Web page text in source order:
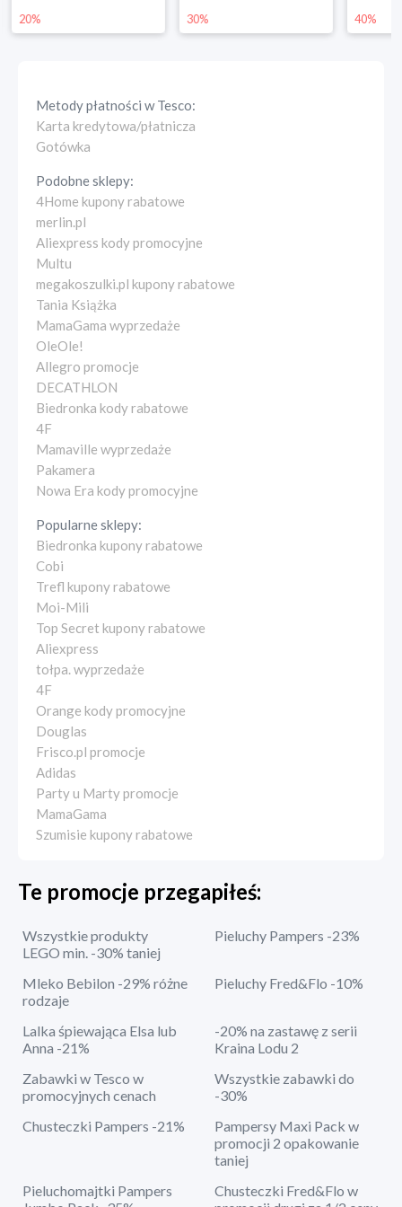
20% 30% 40%
Metody płatności wTesco:
Karta kredytowa/płatnicza
Gotówka
Podobne sklepy:
4Home kupony rabatowe
merlin.pl
Aliexpress kody promocyjne
Multu
megakoszulki.pl kupony rabatowe
Tania Książka
MamaGama wyprzedaże
OleOle!
Allegro promocje
DECATHLON
Biedronka kody rabatowe
4F
Mamaville wyprzedaże
Pakamera
Nowa Era kody promocyjne
Popularne sklepy:
Biedronka kupony rabatowe
Cobi
Trefl kupony rabatowe
Moi-Mili
Top Secret kupony rabatowe
Aliexpress
tołpa. wyprzedaże
4F
Orange kody promocyjne
Douglas
Frisco.pl promocje
Adidas
Party u Marty promocje
MamaGama
Szumisie kupony rabatowe
Te promocje przegapiłeś:
Wszystkie produkty
LEGO min. -30% taniej
Pieluchy Pampers -23%
Mleko Bebilon -29% różne
rodzaje
Pieluchy Fred&Flo -10%
Lalka śpiewająca Elsa lub
Anna -21%
-20% na zastawę z serii
Kraina Lodu 2
Zabawki w Tesco w
promocyjnych cenach
Wszystkie zabawki do
-30%
Chusteczki Pampers -21%
Pampersy Maxi Pack w
promocji 2 opakowanie
taniej
Pieluchomajtki Pampers
Chusteczki Fred&Flo w